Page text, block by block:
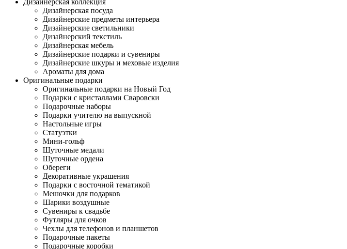
Дизайнерская коллекция
Дизайнерская посуда
Дизайнерские предметы интерьера
Дизайнерские светильники
Дизайнерский текстиль
Дизайнерская мебель
Дизайнерские подарки и сувениры
Дизайнерские шкуры и меховые изделия
Ароматы для дома
Оригинальные подарки
Оригинальные подарки на Новый Год
Подарки с кристаллами Сваровски
Подарочные наборы
Подарки учителю на выпускной
Настольные игры
Статуэтки
Мини-гольф
Шуточные медали
Шуточные ордена
Обереги
Декоративные украшения
Подарки с восточной тематикой
Мешочки для подарков
Шарики воздушные
Сувениры к свадьбе
Футляры для очков
Чехлы для телефонов и планшетов
Подарочные пакеты
Подарочные коробки